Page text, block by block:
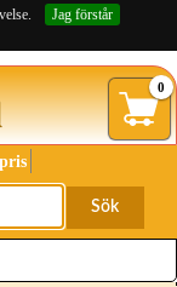
Jag förstår
0
Sök